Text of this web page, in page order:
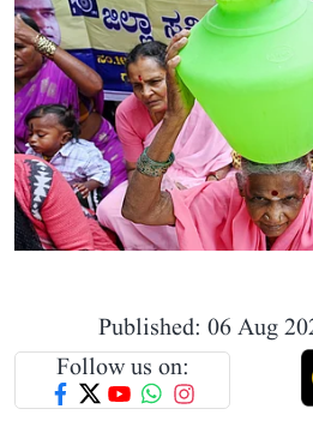
Published: 06 Aug
Follow us on: